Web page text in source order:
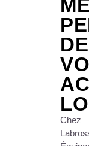
DE
Chez